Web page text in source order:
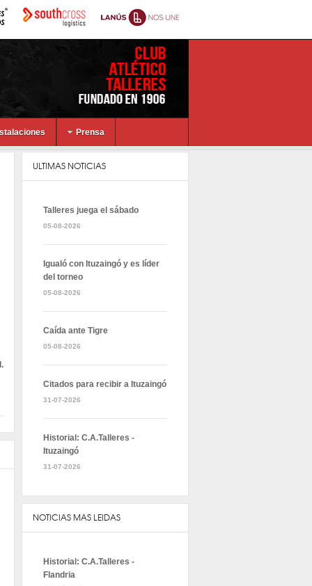
Prensa
ULTIMAS NOTICIAS
Talleres juega el sábado
05-08-2026
Igualó con Ituzaingó y es líder
del torneo
05-08-2026
Caída ante Tigre
05-08-2026
Citados para recibir a Ituzaingó
31-07-2026
Historial: C.A.Talleres -
Ituzaingó
31-07-2026
NOTICIAS MAS LEIDAS
Historial: C.A.Talleres -
Flandria